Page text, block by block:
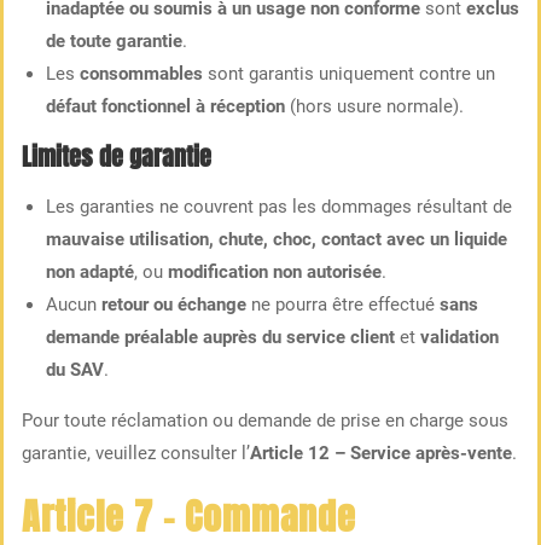
inadaptée ou soumis à un usage non conformesont exclus
de toute garantie.
Les consommables sont garantis uniquement contre un
défaut fonctionnel à réception(hors usure normale).
Limites de garantie
Les garanties ne couvrent pas les dommages résultant de
mauvaise utilisation, chute, choc, contact avec un liquide
non adapté, ou modification non autorisée.
Aucun retour ou échangene pourra être effectué sans
demande préalable auprès du service clientet validation
du SAV.
Pour toute réclamation ou demande de prise en charge sous
garantie, veuillez consulter l’Article 12 – Service après-vente.
Article 7 – Commande